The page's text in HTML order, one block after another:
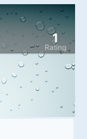
Rating
1